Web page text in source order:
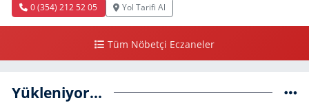
0 (354) 212 52 05 Yol Tarifi Al
Tüm Nöbetçi Eczaneler
Yükleniyor...